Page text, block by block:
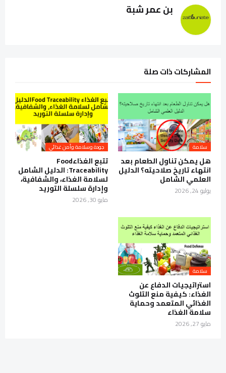
بن عمر شبة
المشاركات ذات صلة
سلامة
هل يمكن تناول الطعام بعد
انتهاء تاريخ صلاحيته؟ الدليل
العلمي الشامل
يوليو 24, 2026
جودة وسلامة وأمن غذائي
تتبع الغذاءFood
Traceability: الدليل الشامل
لسلامة الغذاء، والشفافية،
وإدارة سلسلة التوريد
مايو 30, 2026
سلامة
استراتيجيات الدفاع عن
الغذاء: كيفية منع التلوث
الغذائي المتعمد وحماية
سلامة الغذاء
مايو 27, 2026